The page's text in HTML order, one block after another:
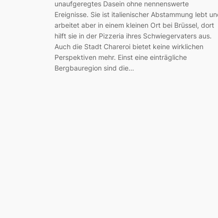
unaufgeregtes Dasein ohne nennenswerte
Ereignisse. Sie ist italienischer Abstammung lebt
arbeitet aber in einem kleinen Ort bei Brüssel, dort
hilft sie in der Pizzeria ihres Schwiegervaters aus.
Auch die Stadt Chareroi bietet keine wirklichen
Perspektiven mehr. Einst eine einträgliche
Bergbauregion sind die…